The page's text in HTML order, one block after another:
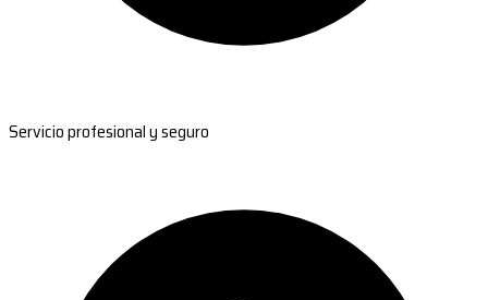
Servicio profesional y seguro